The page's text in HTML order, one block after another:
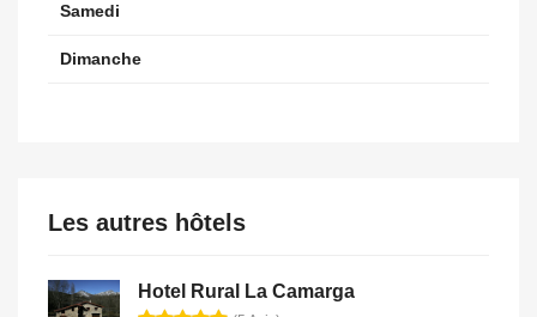
Samedi
Dimanche
Les autres hôtels
Hotel Rural La Camarga